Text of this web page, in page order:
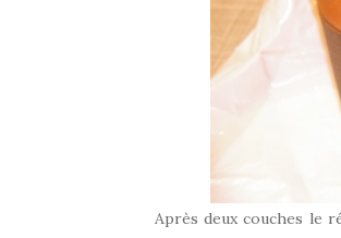
Après deux couches le